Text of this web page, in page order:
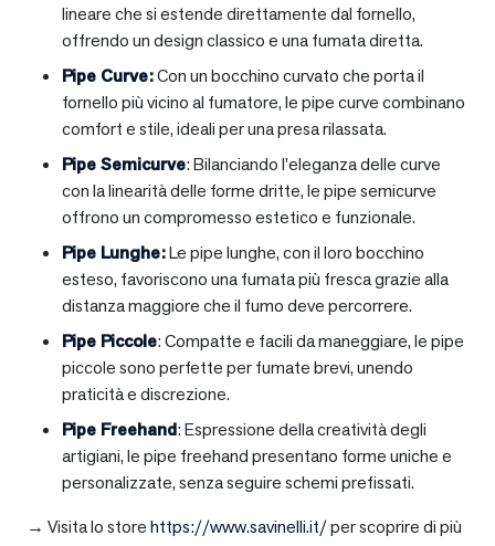
lineare che si estende direttamente dal fornello,
offrendo un design classico e una fumata diretta.
Pipe Curve:Con un bocchino curvato che porta il
fornello più vicino al fumatore, le pipe curve combinano
comfort e stile, ideali per una presa rilassata.
Pipe Semicurve: Bilanciando l’eleganza delle curve
con la linearità delle forme dritte, le pipe semicurve
offrono un compromesso estetico e funzionale.
Pipe Lunghe:Le pipe lunghe, con il loro bocchino
esteso, favoriscono una fumata più fresca grazie alla
distanza maggiore che il fumo deve percorrere.
Pipe Piccole: Compatte e facili da maneggiare, le pipe
piccole sono perfette per fumate brevi, unendo
praticità e discrezione.
Pipe Freehand: Espressione della creatività degli
artigiani, le pipe freehand presentano forme uniche e
personalizzate, senza seguire schemi prefissati.
→ Visita lo storehttps://www.savinelli.it/per scoprire di più